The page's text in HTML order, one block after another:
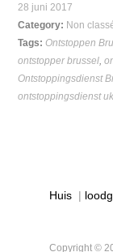
28 juni 2017
Category: Non
Tags:Ontstoppen
ontstopper brussel,
Ontstoppingsdienst
ontstoppingsdienst
Huis |
Copyright ©